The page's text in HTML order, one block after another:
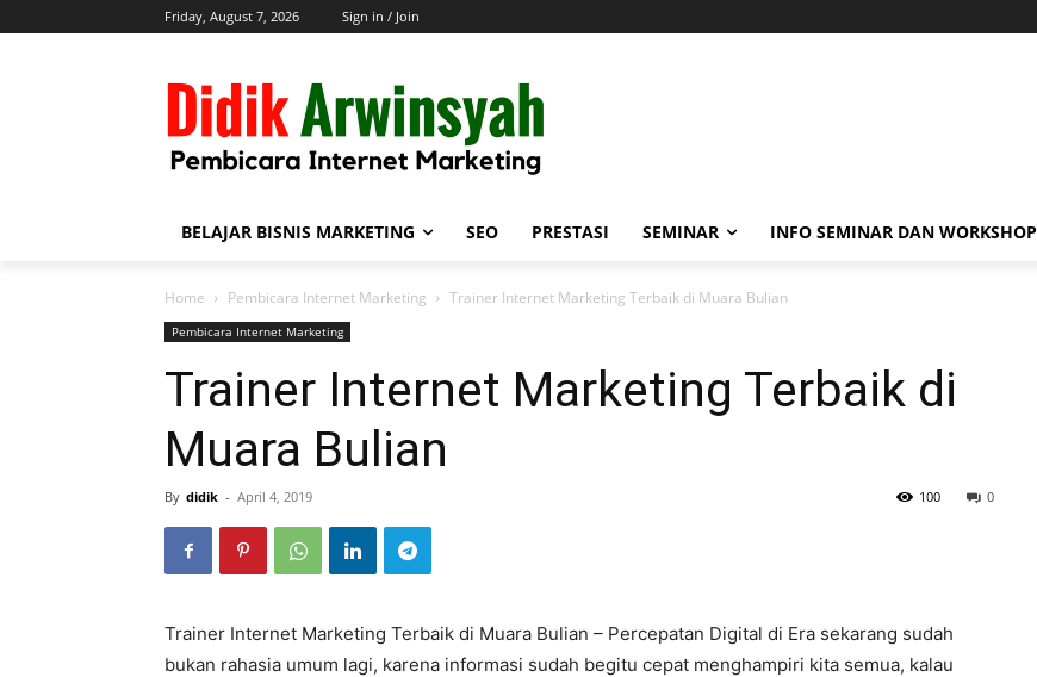
Friday, August 7, 2026 Sign in / Join
BELAJAR BISNIS MARKETING SEO PRESTASI SEMINAR INFO SEMINAR DAN WORKSHOP
Home Pembicara Internet Marketing Trainer Internet Marketing Terbaik di Muara Bulian
Pembicara Internet Marketing
Trainer Internet Marketing Terbaik di
Muara Bulian
By didik - April 4, 2019 0
100
Trainer Internet Marketing Terbaik di Muara Bulian – Percepatan Digital di Era sekarang sudah
bukan rahasia umum lagi, karena informasi sudah begitu cepat menghampiri kita semua, kalau